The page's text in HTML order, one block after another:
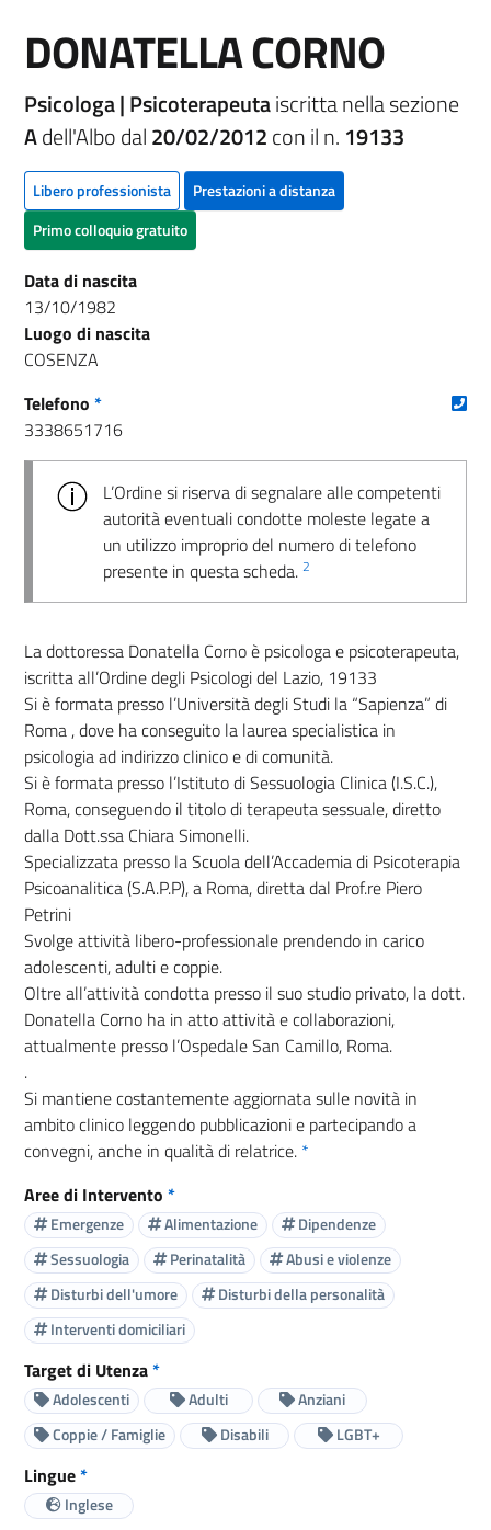
DONATELLA CORNO
Psicologa | Psicoterapeutaiscritta nella sezione
Adell'Albo dal20/02/2012con il n. 19133
Libero professionista
Prestazioni a distanza
Primo colloquio gratuito
Data di nascita
13/10/1982
Luogo di nascita
COSENZA
Telefono *
3338651716
L’Ordine si riserva di segnalare alle competenti
autorità eventuali condotte moleste legate a
un utilizzo improprio del numero di telefono
presente in questa scheda. 2
La dottoressa Donatella Corno è psicologa e psicoterapeuta,
iscritta all’Ordine degli Psicologi del Lazio, 19133
Si è formata presso l’Università degli Studi la “Sapienza” di
Roma , dove ha conseguito la laurea specialistica in
psicologia ad indirizzo clinico e di comunità.
Si è formata presso l’Istituto di Sessuologia Clinica (I.S.C.),
Roma, conseguendo il titolo di terapeuta sessuale, diretto
dalla Dott.ssa Chiara Simonelli.
Specializzata presso la Scuola dell’Accademia di Psicoterapia
Psicoanalitica (S.A.P.P), a Roma, diretta dal Prof.re Piero
Petrini
Svolge attività libero-professionale prendendo in carico
adolescenti, adulti e coppie.
Oltre all’attività condotta presso il suo studio privato, la dott.
Donatella Corno ha in atto attività e collaborazioni,
attualmente presso l’Ospedale San Camillo, Roma.
.
Si mantiene costantemente aggiornata sulle novità in
ambito clinico leggendo pubblicazioni e partecipando a
convegni, anche in qualità di relatrice. *
Aree di Intervento *
Emergenze Alimentazione
Dipendenze
Sessuologia
Perinatalità
Abusi e violenze
Disturbi dell'umore
Disturbi della personalità
Interventi domiciliari
Target di Utenza*
Adolescenti Adulti
Anziani
Coppie / Famiglie
Disabili LGBT+
Lingue*
Inglese